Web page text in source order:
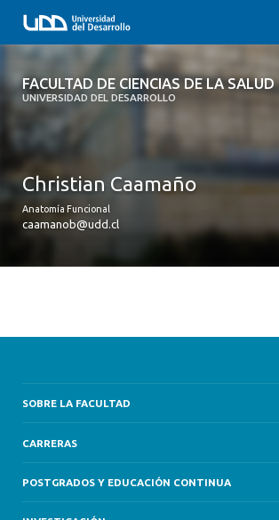
FACULTAD DE CIENCIAS DE LA SALUD
UNIVERSIDAD DEL DESARROLLO
FACULTAD DE CIENCIAS DE LA SALUD
POSTGRADOS Y EDUCACIÓN CONTINUA
Christian Caamaño
Anatomía Funcional
caamanob@udd.cl
SOBRE LA FACULTAD
CARRERAS
POSTGRADOS Y EDUCACIÓN CONTINUA